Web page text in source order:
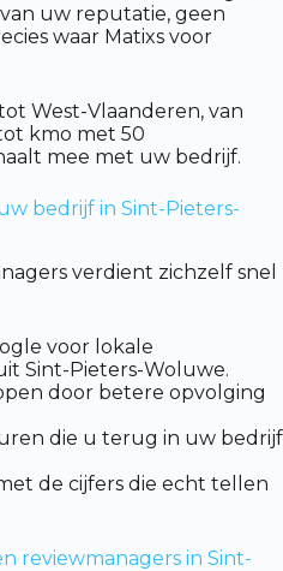
uw reputatie, geen
waar Matixs voor
West-Vlaanderen, van
kmo met 50
mee met uw bedrijf.
bedrijf in Sint-Pieters-
verdient zichzelf snel
voor lokale
Sint-Pieters-Woluwe.
door betere opvolging
die u terug in uw bedrijf
de cijfers die echt tellen
reviewmanagers in Sint-